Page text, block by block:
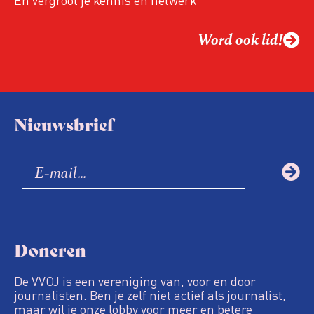
Word ook lid!
Nieuwsbrief
Doneren
De VVOJ is een vereniging van, voor en door
journalisten. Ben je zelf niet actief als journalist,
maar wil je onze lobby voor meer en betere